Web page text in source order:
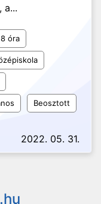
a...
óra
Beosztott
2022. 05. 31.